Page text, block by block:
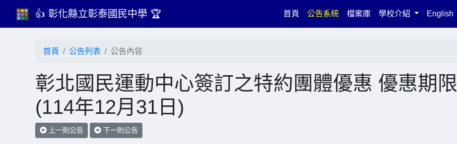
👍 彰化縣立彰泰國民中學 🏆 首頁(current)
公告系統 檔案庫 學校介紹 English
首頁 公告列表 公告內容
彰北國民運動中心簽訂之特約團體優惠 優惠期限
(114年12月31日)
上一則公告 下一則公告